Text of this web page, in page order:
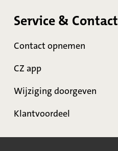
Service & Contact
Contact opnemen
CZ app
Wijziging doorgeven
Klantvoordeel